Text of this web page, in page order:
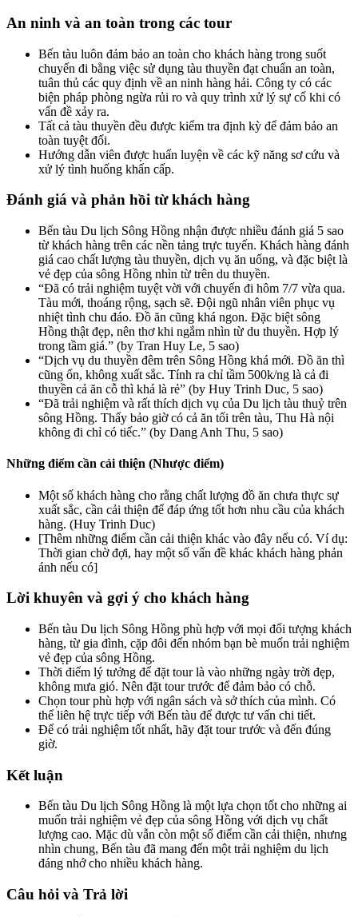
An ninh và an toàn trong các tour
Bến tàu luôn đảm bảo an toàn cho khách hàng trong suốt
chuyến đi bằng việc sử dụng tàu thuyền đạt chuẩn an toàn,
tuân thủ các quy định về an ninh hàng hải. Công ty có các
biện pháp phòng ngừa rủi ro và quy trình xử lý sự cố khi có
vấn đề xảy ra.
Tất cả tàu thuyền đều được kiểm tra định kỳ để đảm bảo an
toàn tuyệt đối.
Hướng dẫn viên được huấn luyện về các kỹ năng sơ cứu và
xử lý tình huống khẩn cấp.
Đánh giá và phản hồi từ khách hàng
Bến tàu Du lịch Sông Hồng nhận được nhiều đánh giá 5 sao
từ khách hàng trên các nền tảng trực tuyến. Khách hàng đánh
giá cao chất lượng tàu thuyền, dịch vụ ăn uống, và đặc biệt là
vẻ đẹp của sông Hồng nhìn từ trên du thuyền.
“Đã có trải nghiệm tuyệt vời với chuyến đi hôm 7/7 vừa qua.
Tàu mới, thoáng rộng, sạch sẽ. Đội ngũ nhân viên phục vụ
nhiệt tình chu đáo. Đồ ăn cũng khá ngon. Đặc biệt sông
Hồng thật đẹp, nên thơ khi ngắm nhìn từ du thuyền. Hợp lý
trong tầm giá.” (by Tran Huy Le, 5 sao)
“Dịch vụ du thuyền đêm trên Sông Hồng khá mới. Đồ ăn thì
cũng ổn, không xuất sắc. Tính ra chỉ tầm 500k/ng là cả đi
thuyền cả ăn cỗ thì khá là rẻ” (by Huy Trinh Duc, 5 sao)
“Đã trải nghiệm và rất thích dịch vụ của Du lịch tàu thuỷ trên
sông Hồng. Thấy bảo giờ có cả ăn tối trên tàu, Thu Hà nội
không đi chỉ có tiếc.” (by Dang Anh Thu, 5 sao)
Những điểm cần cải thiện (Nhược điểm)
Một số khách hàng cho rằng chất lượng đồ ăn chưa thực sự
xuất sắc, cần cải thiện để đáp ứng tốt hơn nhu cầu của khách
hàng. (Huy Trinh Duc)
[Thêm những điểm cần cải thiện khác vào đây nếu có. Ví dụ:
Thời gian chờ đợi, hay một số vấn đề khác khách hàng phản
ánh nếu có]
Lời khuyên và gợi ý cho khách hàng
Bến tàu Du lịch Sông Hồng phù hợp với mọi đối tượng khách
hàng, từ gia đình, cặp đôi đến nhóm bạn bè muốn trải nghiệm
vẻ đẹp của sông Hồng.
Thời điểm lý tưởng để đặt tour là vào những ngày trời đẹp,
không mưa gió. Nên đặt tour trước để đảm bảo có chỗ.
Chọn tour phù hợp với ngân sách và sở thích của mình. Có
thể liên hệ trực tiếp với Bến tàu để được tư vấn chi tiết.
Để có trải nghiệm tốt nhất, hãy đặt tour trước và đến đúng
giờ.
Kết luận
Bến tàu Du lịch Sông Hồng là một lựa chọn tốt cho những ai
muốn trải nghiệm vẻ đẹp của sông Hồng với dịch vụ chất
lượng cao. Mặc dù vẫn còn một số điểm cần cải thiện, nhưng
nhìn chung, Bến tàu đã mang đến một trải nghiệm du lịch
đáng nhớ cho nhiều khách hàng.
Câu hỏi và Trả lời